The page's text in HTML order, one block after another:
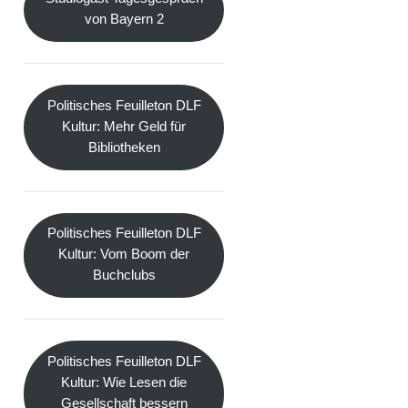
von Bayern 2
Politisches Feuilleton DLF
Kultur: Mehr Geld für
Bibliotheken
Politisches Feuilleton DLF
Kultur: Vom Boom der
Buchclubs
Politisches Feuilleton DLF
Kultur: Wie Lesen die
Gesellschaft bessern